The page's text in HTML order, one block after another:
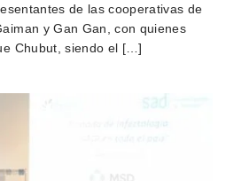
de las cooperativas de
y Gan Gan, con quienes
Chubut, siendo el […]